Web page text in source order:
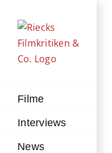
Inhalt
springen
Filme
Interviews
News